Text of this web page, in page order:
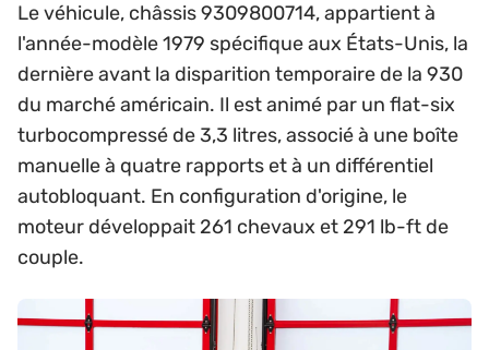
Le véhicule, châssis 9309800714, appartient à
l'année-modèle 1979 spécifique aux États-Unis, la
dernière avant la disparition temporaire de la 930
du marché américain. Il est animé par un flat-six
turbocompressé de 3,3 litres, associé à une boîte
manuelle à quatre rapports et à un différentiel
autobloquant. En configuration d'origine, le
moteur développait 261 chevaux et 291 lb-ft de
couple.